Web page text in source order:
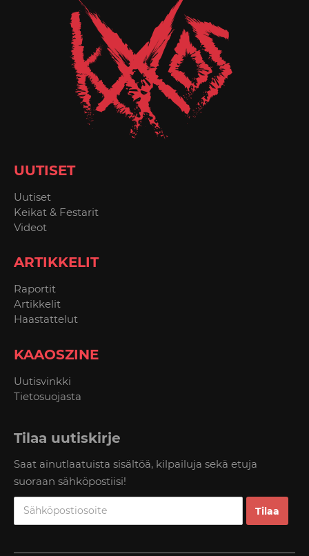
UUTISET
Uutiset
Keikat & Festarit
Videot
ARTIKKELIT
Raportit
Artikkelit
Haastattelut
KAAOSZINE
Uutisvinkki
Tietosuojasta
Tilaa uutiskirje
Saat ainutlaatuista sisältöä, kilpailuja sekä etuja
suoraan sähköpostiisi!